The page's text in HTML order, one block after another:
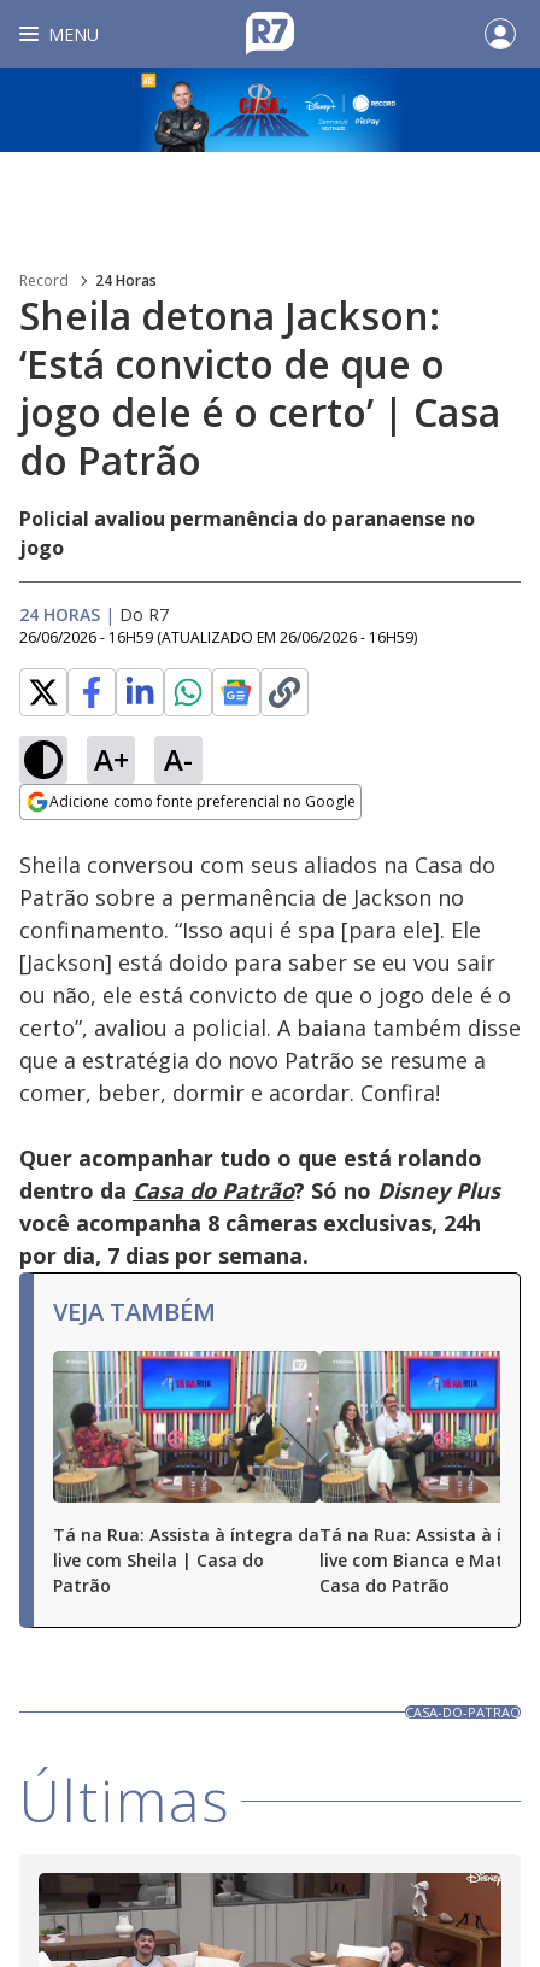
MENU
Record 24 Horas
Sheila detona Jackson:
‘Está convicto de que o
jogo dele é o certo’ | Casa
do Patrão
Policial avaliou permanência do paranaense no
jogo
24 HORAS | Do R7
26/06/2026 - 16H59 (ATUALIZADO EM 26/06/2026 - 16H59)
A+ A-
Adicione como fonte preferencial no Google
Ativar
Loaded
32.82%
Sheila conversou com seus aliados na Casa do
Patrão sobre a permanência de Jackson no
confinamento. “Isso aqui é spa [para ele]. Ele
[Jackson] está doido para saber se eu vou sair
ou não, ele está convicto de que o jogo dele é o
certo”, avaliou a policial. A baiana também disse
que a estratégia do novo Patrão se resume a
comer, beber, dormir e acordar. Confira!
Quer acompanhar tudo o que está rolando
dentro da Casa do Patrão? Só no Disney Plus
você acompanha 8 câmeras exclusivas, 24h
por dia, 7 dias por semana.
VEJA TAMBÉM
Tá na Rua: Assista à íntegra da
live com Sheila | Casa do
Patrão
Tá na Rua: Assista à
live com Bianca e
Casa do Patrão
CASA-DO-PATRAO
Últimas